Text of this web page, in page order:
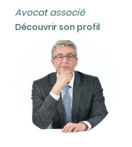
Avocat associé
Découvrir son profil